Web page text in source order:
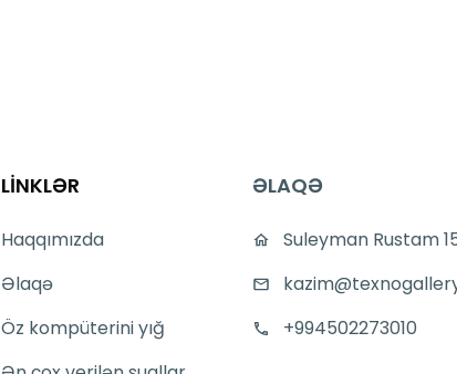
LİNKLƏR
Haqqımızda
Əlaqə
Öz kompüterini yığ
ƏLAQƏ
Suleyman Rustam
+994502273010